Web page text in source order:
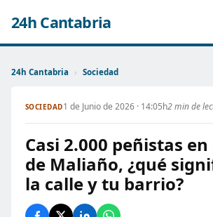
24h Cantabria
24h Cantabria › Sociedad
SOCIEDAD1 de Junio de 2026 · 14:05h2 min de
Casi 2.000 peñistas en
de Maliaño, ¿qué
la calle y tu barrio?